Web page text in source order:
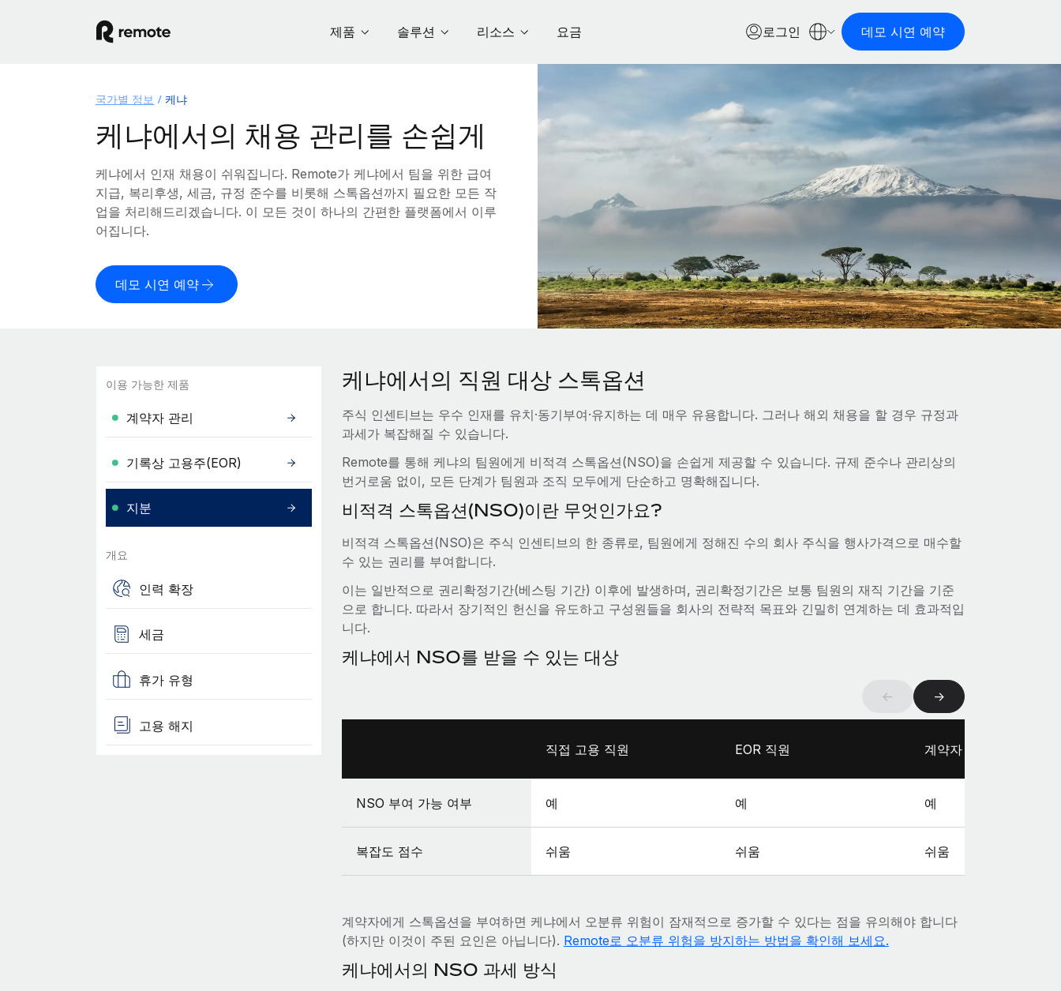
제품 솔루션 리소스 요금 로그인 데모 시연 예약
국가별 정보 케냐
케냐에서의 채용 관리를 손쉽게
케냐에서 인재 채용이 쉬워집니다. Remote가 케냐에서 팀을 위한 급여
지급, 복리후생, 세금, 규정 준수를 비롯해 스톡옵션까지 필요한 모든 작
업을 처리해드리겠습니다. 이 모든 것이 하나의 간편한 플랫폼에서 이루
어집니다.
데모 시연 예약
이용 가능한 제품
계약자 관리
기록상 고용주(EOR)
지분
개요
인력 확장
세금
휴가 유형
고용 해지
케냐에서의 직원 대상 스톡옵션
주식 인센티브는 우수 인재를 유치·동기부여·유지하는 데 매우 유용합니다. 그러나 해외 채용을 할 경우 규정과
과세가 복잡해질 수 있습니다.
Remote를 통해 케냐의 팀원에게 비적격 스톡옵션(NSO)을 손쉽게 제공할 수 있습니다. 규제 준수나 관리상의
번거로움 없이, 모든 단계가 팀원과 조직 모두에게 단순하고 명확해집니다.
비적격 스톡옵션(NSO)이란 무엇인가요?
비적격 스톡옵션(NSO)은 주식 인센티브의 한 종류로, 팀원에게 정해진 수의 회사 주식을 행사가격으로 매수할
수 있는 권리를 부여합니다.
이는 일반적으로 권리확정기간(베스팅 기간) 이후에 발생하며, 권리확정기간은 보통 팀원의 재직 기간을 기준
으로 합니다. 따라서 장기적인 헌신을 유도하고 구성원들을 회사의 전략적 목표와 긴밀히 연계하는 데 효과적입
니다.
케냐에서 NSO를 받을 수 있는 대상
← →
직접 고용 직원 EOR 직원 계약자
NSO 부여 가능 여부 예 예 예
복잡도 점수 쉬움 쉬움 쉬움
계약자에게 스톡옵션을 부여하면 케냐에서 오분류 위험이 잠재적으로 증가할 수 있다는 점을 유의해야 합니다
(하지만 이것이 주된 요인은 아닙니다). Remote로 오분류 위험을 방지하는 방법을 확인해 보세요.
케냐에서의 NSO 과세 방식